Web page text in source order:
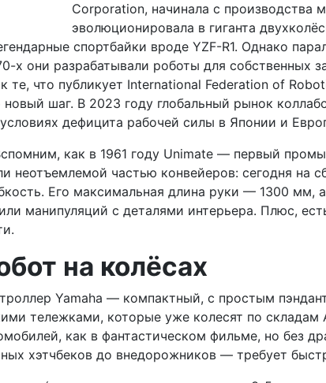
Corporation, начинала с производства
эволюционировала в гиганта
спортбайки вроде YZF-R1. Однако
они разрабатывали роботы для собственных
что публикует International Federation of
шаг. В 2023 году глобальный рынок
дефицита рабочей силы в Японии и
как в 1961 году Unimate — первый
неотъемлемой частью конвейеров: сегодня на
Его максимальная длина руки — 1300 мм,
манипуляций с деталями интерьера. Плюс,
на колёсах
Yamaha — компактный, с простым
тележками, которые уже колесят по складам
как в фантастическом фильме, но без
хэтчбеков до внедорожников — требует